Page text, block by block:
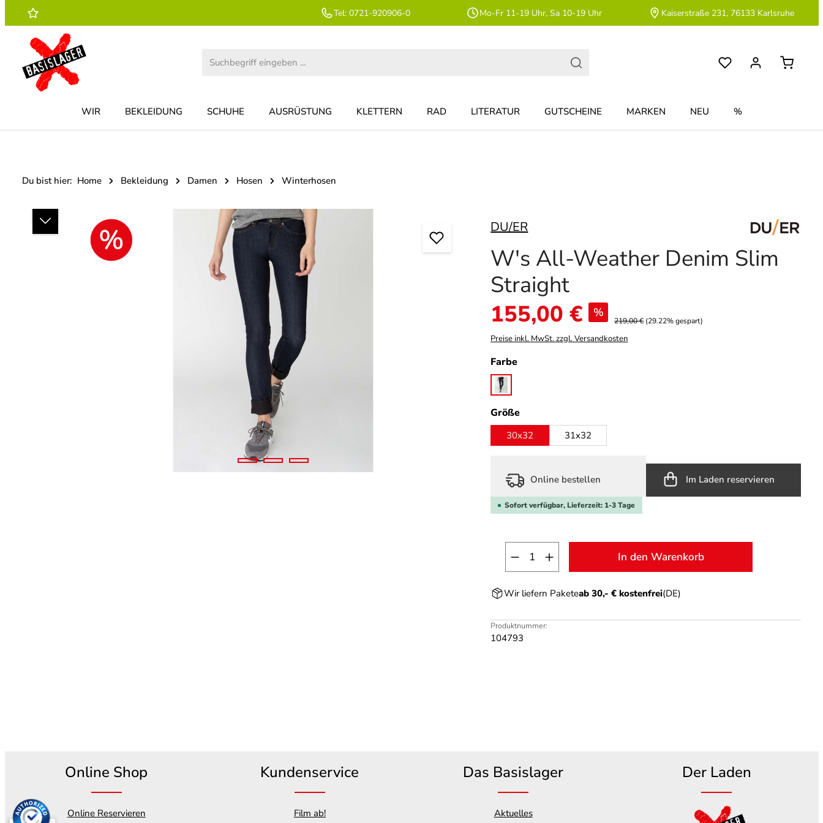
Hauptinhalt springen
Zur Suche springen
Zur Hauptnavigation springen Tel: 0721-920906-0 Mo-Fr 11-19 Uhr, Sa 10-19 Uhr Kaiserstraße 231, 76133 Karlsruhe
WIR BEKLEIDUNG SCHUHE AUSRÜSTUNG KLETTERN RAD LITERATUR GUTSCHEINE MARKEN NEU %
Du bist hier: Home Bekleidung Damen Hosen Winterhosen
Bildergalerie überspringen
DU/ER
W's All-Weather Denim Slim
Straight
Verkaufspreis:
155,00 € %
219,00 € (29.22% gespart)
Preise inkl. MwSt. zzgl. Versandkosten
Farbeauswählen
heritage rinse
Größeauswählen
30x32 31x32
Online bestellen Im Laden reservieren
Sofort verfügbar, Lieferzeit: 1-3 Tage
Produkt Anzahl: Gib den gewünschten Wert
In den Warenkorb
Wir liefern Paketeab 30,- € kostenfrei(DE)
Produktnummer:
104793
Online Shop
Online Reservieren
Kundenservice
Film ab!
Das Basislager
Aktuelles
Der Laden